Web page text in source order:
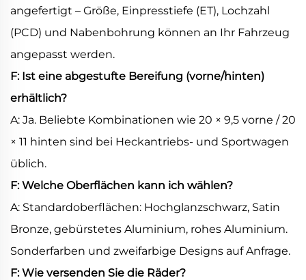
angefertigt – Größe, Einpresstiefe (ET), Lochzahl
(PCD) und Nabenbohrung können an Ihr Fahrzeug
angepasst werden.
F: Ist eine abgestufte Bereifung (vorne/hinten)
erhältlich?
A: Ja. Beliebte Kombinationen wie 20 × 9,5 vorne / 20
× 11 hinten sind bei Heckantriebs- und Sportwagen
üblich.
F: Welche Oberflächen kann ich wählen?
A: Standardoberflächen: Hochglanzschwarz, Satin
Bronze, gebürstetes Aluminium, rohes Aluminium.
Sonderfarben und zweifarbige Designs auf Anfrage.
F: Wie versenden Sie die Räder?